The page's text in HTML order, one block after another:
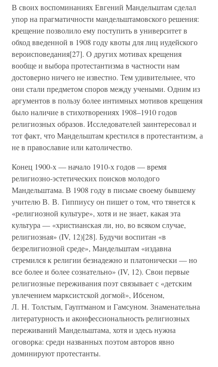
В своих воспоминаниях Евгений Мандельштам сделал
упор на прагматичности мандельштамовского решения:
крещение позволило ему поступить в университет в
обход введенной в 1908 году квоты для лиц иудейского
вероисповедания[27]. О других мотивах крещения
вообще и выбора протестантизма в частности нам
достоверно ничего не известно. Тем удивительнее, что
они стали предметом споров между учеными. Одним из
аргументов в пользу более интимных мотивов крещения
было наличие в стихотворениях 1908–1910 годов
религиозных образов. Исследователей заинтересовал и
тот факт, что Мандельштам крестился в протестантизм, а
не в православие или католичество.
Конец 1900-х — начало 1910-х годов — время
религиозно-эстетических поисков молодого
Мандельштама. В 1908 году в письме своему бывшему
учителю В. В. Гиппиусу он пишет о том, что тянется к
«религиозной культуре», хотя и не знает, какая эта
культура — «христианская ли, но, во всяком случае,
религиозная» (IV, 12)[28]. Будучи воспитан «в
безрелигиозной среде», Мандельштам «издавна
стремился к религии безнадежно и платонически — но
все более и более сознательно» (IV, 12). Свои первые
религиозные переживания поэт связывает с «детским
увлечением марксистской догмой», Ибсеном,
Л. Н. Толстым, Гауптманом и Гамсуном. Знаменательна
литературность и аконфессиональность религиозных
переживаний Мандельштама, хотя и здесь нужна
оговорка: среди названных поэтом авторов явно
доминируют протестанты.